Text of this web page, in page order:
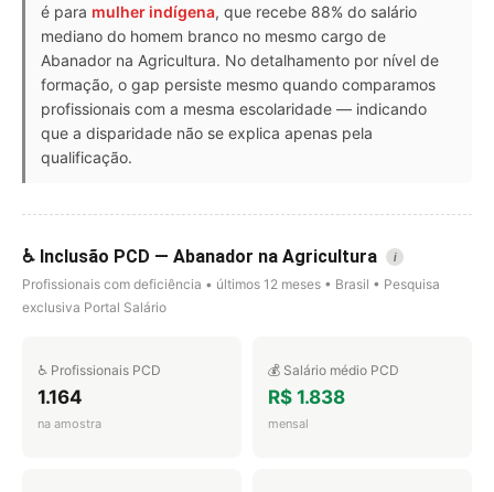
é para mulher indígena, que recebe 88% do salário
mediano do homem branco no mesmo cargo de
Abanador na Agricultura. No detalhamento por nível de
formação, o gap persiste mesmo quando comparamos
profissionais com a mesma escolaridade — indicando
que a disparidade não se explica apenas pela
qualificação.
♿ Inclusão PCD — Abanador na Agricultura i
Profissionais com deficiência • últimos 12 meses • Brasil • Pesquisa
exclusiva Portal Salário
♿ Profissionais PCD
1.164
na amostra
💰 Salário médio PCD
R$ 1.838
mensal